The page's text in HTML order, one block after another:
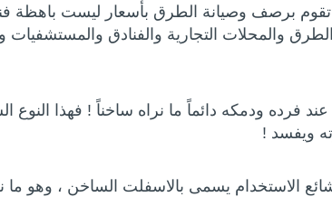
تقوم برصف وصيانة الطرق بأسعار ليست
والمحلات التجارية والفنادق
فرده ودمكه دائماً ما نراه ساخناً ! فهذا
ويفسد !
الاستخدام يسمى بالاسفلت الساخن ، وهو ما